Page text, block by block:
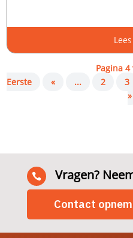
Pagina 4
Eerste
« ... 2 3
»
 Vragen?
Contact